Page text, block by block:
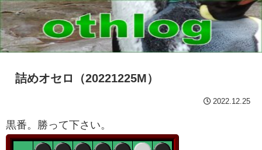
詰めオセロ（20221225M）
2022.12.25
黒番。勝って下さい。